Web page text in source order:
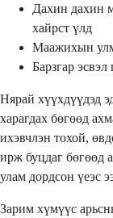
Дахин дахин
хайрст үлд
Маажихын
Барзгар
Нярай хүүхдүүдэд
харагдах бөгөөд
ихэвчлэн тохой,
ирж буцдаг бөгөөд
улам дордсон үеэс
Зарим хүмүүс